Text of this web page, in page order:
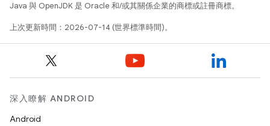
Java 與 OpenJDK 是 Oracle 和/或其關係企業的商標或註冊商標。
上次更新時間：2026-07-14 (世界標準時間)。
深入瞭解 ANDROID
Android